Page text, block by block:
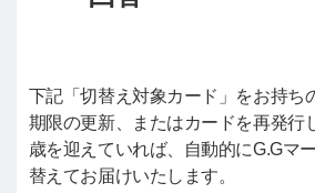
下記「切替え対象カード」をお持ち
期限の更新、またはカードを再発行
歳を迎えていれば、自動的にG.Gマ
替えてお届けいたします。